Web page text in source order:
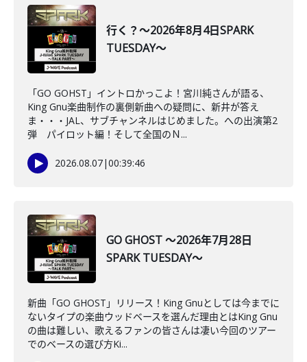
行く？～2026年8月4日SPARK
TUESDAY～
「GO GOHST」イントロかっこよ！宮川純さんが語る、
King Gnu楽曲制作の裏側新曲への疑問に、新井が答え
ま・・・JAL、サブチャンネルはじめました。への出演第2
弾 パイロット編！そして全国のＮ...
2026.08.07|00:39:46
GO GHOST ～2026年7月28日
SPARK TUESDAY～
新曲「GO GHOST」リリース！King Gnuとしては今までに
ないタイプの楽曲ウッドベースを選んだ理由とはKing Gnu
の曲は難しい、歌えるファンの皆さんは凄い今回のツアー
でのベースの選び方Ki...